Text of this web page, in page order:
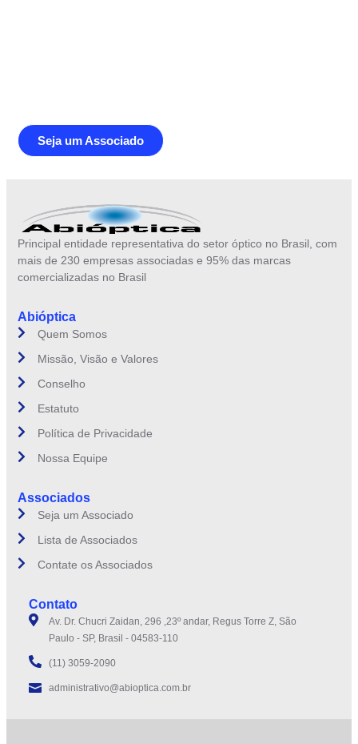
Seja um Associado
Principal entidade representativa do setor óptico no Brasil, com
mais de 230 empresas associadas e 95% das marcas
comercializadas no Brasil
Abióptica
Quem Somos
Missão, Visão e Valores
Conselho
Estatuto
Política de Privacidade
Nossa Equipe
Associados
Seja um Associado
Lista de Associados
Contate os Associados
Contato
Av. Dr. Chucri Zaidan, 296 ,23º andar, Regus Torre Z, São
Paulo - SP, Brasil - 04583-110
(11) 3059-2090
administrativo@abioptica.com.br